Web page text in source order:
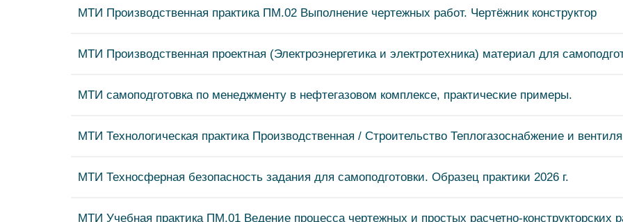
МТИ Производственная практика ПМ.02 Выполнение чертежных работ. Чертёжник конструктор
МТИ Производственная проектная (Электроэнергетика и электротехника) материал для
МТИ самоподготовка по менеджменту в нефтегазовом комплексе, практические примеры.
МТИ Технологическая практика Производственная / Строительство Теплогазоснабжение и
МТИ Техносферная безопасность задания для самоподготовки. Образец практики 2026 г.
МТИ Учебная практика ПМ.01 Ведение процесса чертежных и простых расчетно-конструкторских